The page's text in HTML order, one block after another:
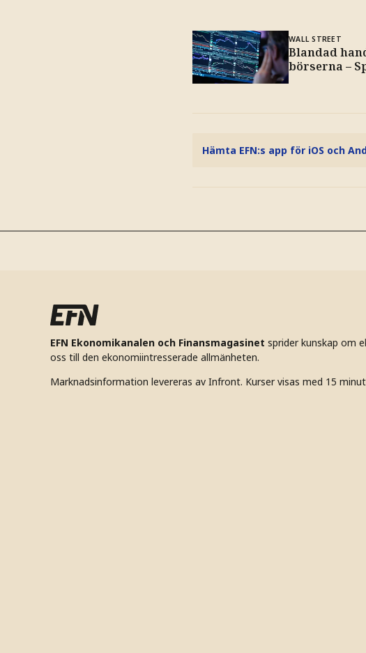
WALL STREET
Blandad
börserna –
Hämta EFN:s app för iOS och
EFN Ekonomikanalen och Finansmagasinet sprider kunskap om
oss till den ekonomiintresserade allmänheten.
Marknadsinformation levereras av Infront. Kurser visas med 15